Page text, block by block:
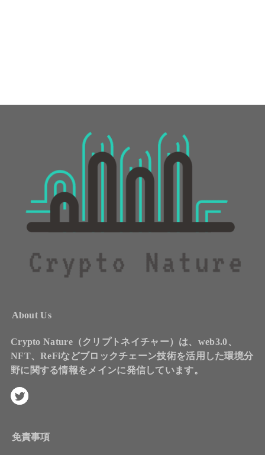
About Us
Crypto Nature（クリプトネイチャー）は、web3.0、
NFT、ReFiなどブロックチェーン技術を活用した環境分
野に関する情報をメインに発信しています。
免責事項